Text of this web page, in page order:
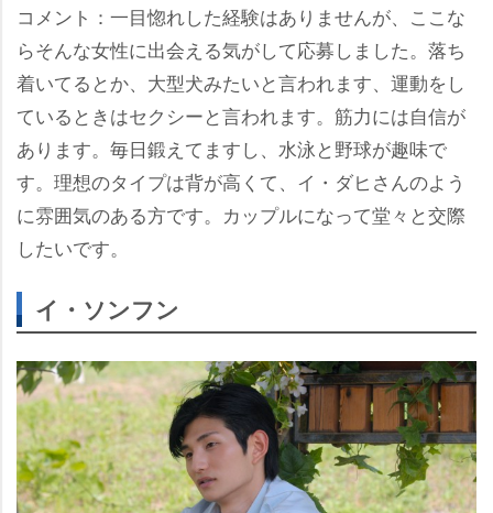
コメント：一目惚れした経験はありませんが、ここな
らそんな女性に出会える気がして応募しました。落ち
着いてるとか、大型犬みたいと言われます、運動をし
ているときはセクシーと言われます。筋力には自信が
あります。毎日鍛えてますし、水泳と野球が趣味で
す。理想のタイプは背が高くて、イ・ダヒさんのよう
に雰囲気のある方です。カップルになって堂々と交際
したいです。
イ・ソンフン